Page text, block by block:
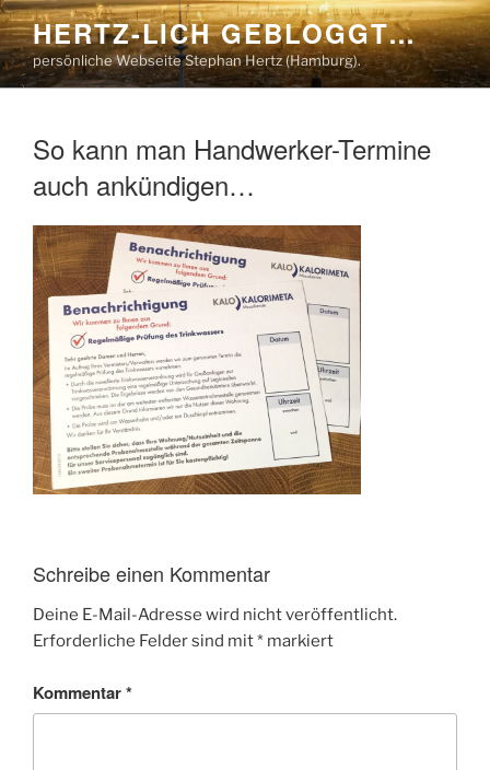
Zum
Inhalt
springen
HERTZ-LICH GEBLOGGT…
persönliche Webseite Stephan Hertz (Hamburg).
So kann man Handwerker-Termine
auch ankündigen…
Schreibe einen Kommentar
Deine E-Mail-Adresse wird nicht veröffentlicht.
Erforderliche Felder sind mit* markiert
Kommentar*